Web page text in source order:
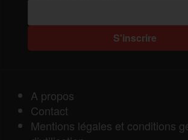
A propos
Contact
Mentions légales et conditions